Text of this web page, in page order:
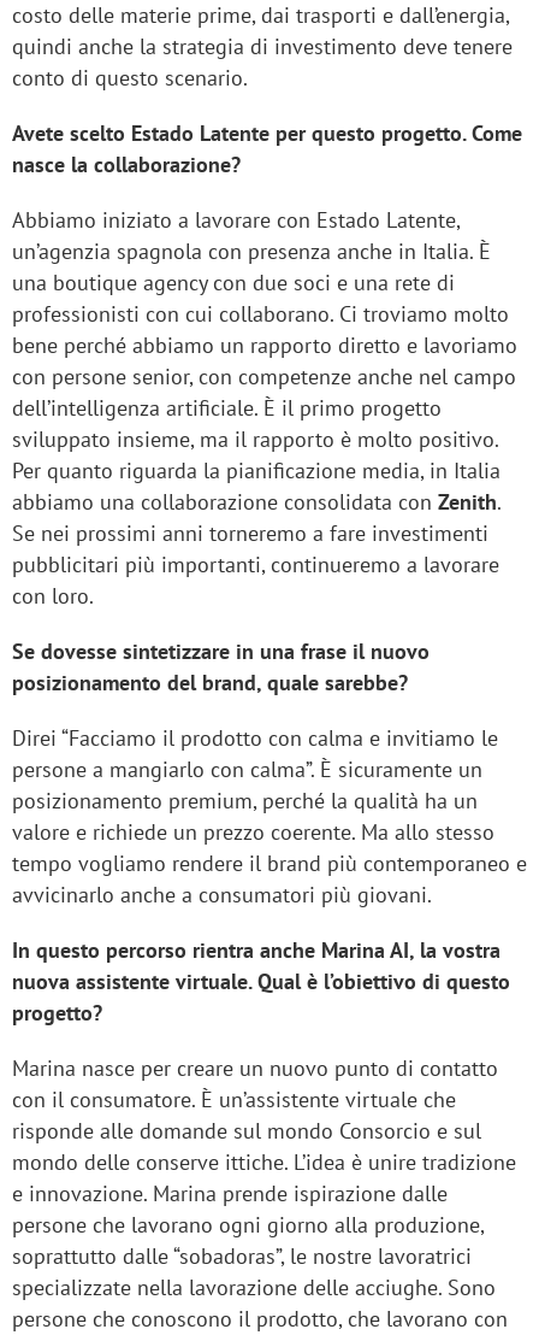
costo delle materie prime, dai trasporti e dall’energia,
quindi anche la strategia di investimento deve tenere
conto di questo scenario.
Avete scelto Estado Latente per questo progetto. Come
nasce la collaborazione?
Abbiamo iniziato a lavorare con Estado Latente,
un’agenzia spagnola con presenza anche in Italia. È
una boutique agency con due soci e una rete di
professionisti con cui collaborano. Ci troviamo molto
bene perché abbiamo un rapporto diretto e lavoriamo
con persone senior, con competenze anche nel campo
dell’intelligenza artificiale. È il primo progetto
sviluppato insieme, ma il rapporto è molto positivo.
Per quanto riguarda la pianificazione media, in Italia
abbiamo una collaborazione consolidata con Zenith.
Se nei prossimi anni torneremo a fare investimenti
pubblicitari più importanti, continueremo a lavorare
con loro.
Se dovesse sintetizzare in una frase il nuovo
posizionamento del brand, quale sarebbe?
Direi “Facciamo il prodotto con calma e invitiamo le
persone a mangiarlo con calma”. È sicuramente un
posizionamento premium, perché la qualità ha un
valore e richiede un prezzo coerente. Ma allo stesso
tempo vogliamo rendere il brand più contemporaneo e
avvicinarlo anche a consumatori più giovani.
In questo percorso rientra anche Marina AI, la vostra
nuova assistente virtuale. Qual è l’obiettivo di questo
progetto?
Marina nasce per creare un nuovo punto di contatto
con il consumatore. È un’assistente virtuale che
risponde alle domande sul mondo Consorcio e sul
mondo delle conserve ittiche. L’idea è unire tradizione
e innovazione. Marina prende ispirazione dalle
persone che lavorano ogni giorno alla produzione,
soprattutto dalle “sobadoras”, le nostre lavoratrici
specializzate nella lavorazione delle acciughe. Sono
persone che conoscono il prodotto, che lavorano con